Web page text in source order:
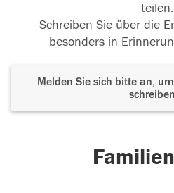
teilen.
Schreiben Sie über die
besonders in
Melden Sie sich bitte an,
schreiben